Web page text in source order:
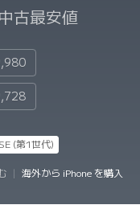
古最安値
(第1世代)
海外から iPhone を購入